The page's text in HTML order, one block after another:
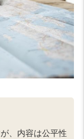
、内容は公平性